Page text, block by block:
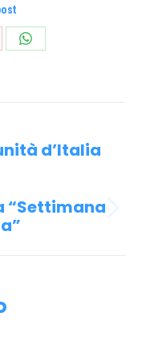
Condividi
d’Italia
“Settimana